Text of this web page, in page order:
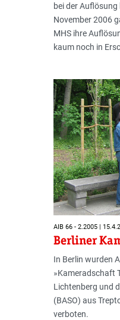
bei der
November 2006
MHS ihre
kaum noch in
AIB 66 - 2.2005 |
Berliner
In Berlin wurden
»Kameradschaft
Lichtenberg und
(BASO) aus
verboten.